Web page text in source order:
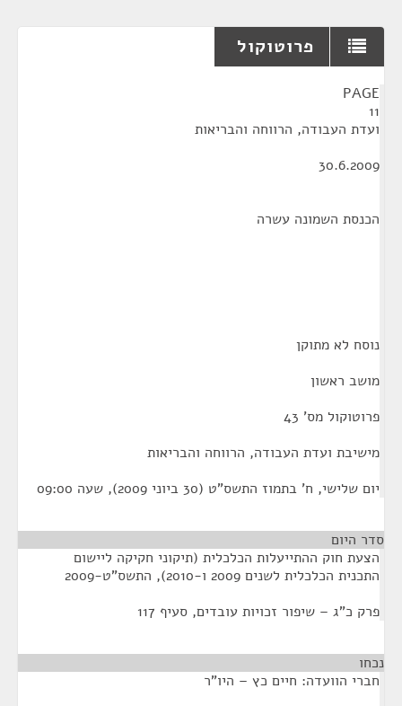
פרוטוקול
PAGE
11
ועדת העבודה, הרווחה והבריאות
30.6.2009
הכנסת השמונה עשרה
נוסח לא מתוקן
מושב ראשון
פרוטוקול מס' 43
מישיבת ועדת העבודה, הרווחה והבריאות
יום שלישי, ח' בתמוז התשס"ט (30 ביוני 2009), שעה 09:00
סדר היום
הצעת חוק ההתייעלות הכלכלית (תיקוני חקיקה ליישום
התכנית הכלכלית לשנים 2009 ו-2010), התשס"ט-2009
פרק כ"ג – שיפור זכויות עובדים, סעיף 117
נכחו
חברי הוועדה: חיים כץ – היו"ר